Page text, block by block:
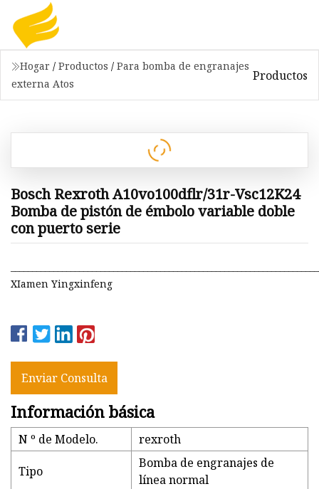
Hogar / Productos / Para bomba de engranajes
externa Atos
Productos
Bosch Rexroth A10vo100dflr/31r-Vsc12K24
Bomba de pistón de émbolo variable doble
con puerto serie
XIamen Yingxinfeng
Enviar Consulta
Información básica
N º de Modelo. rexroth
Tipo
Bomba de engranajes de
línea normal